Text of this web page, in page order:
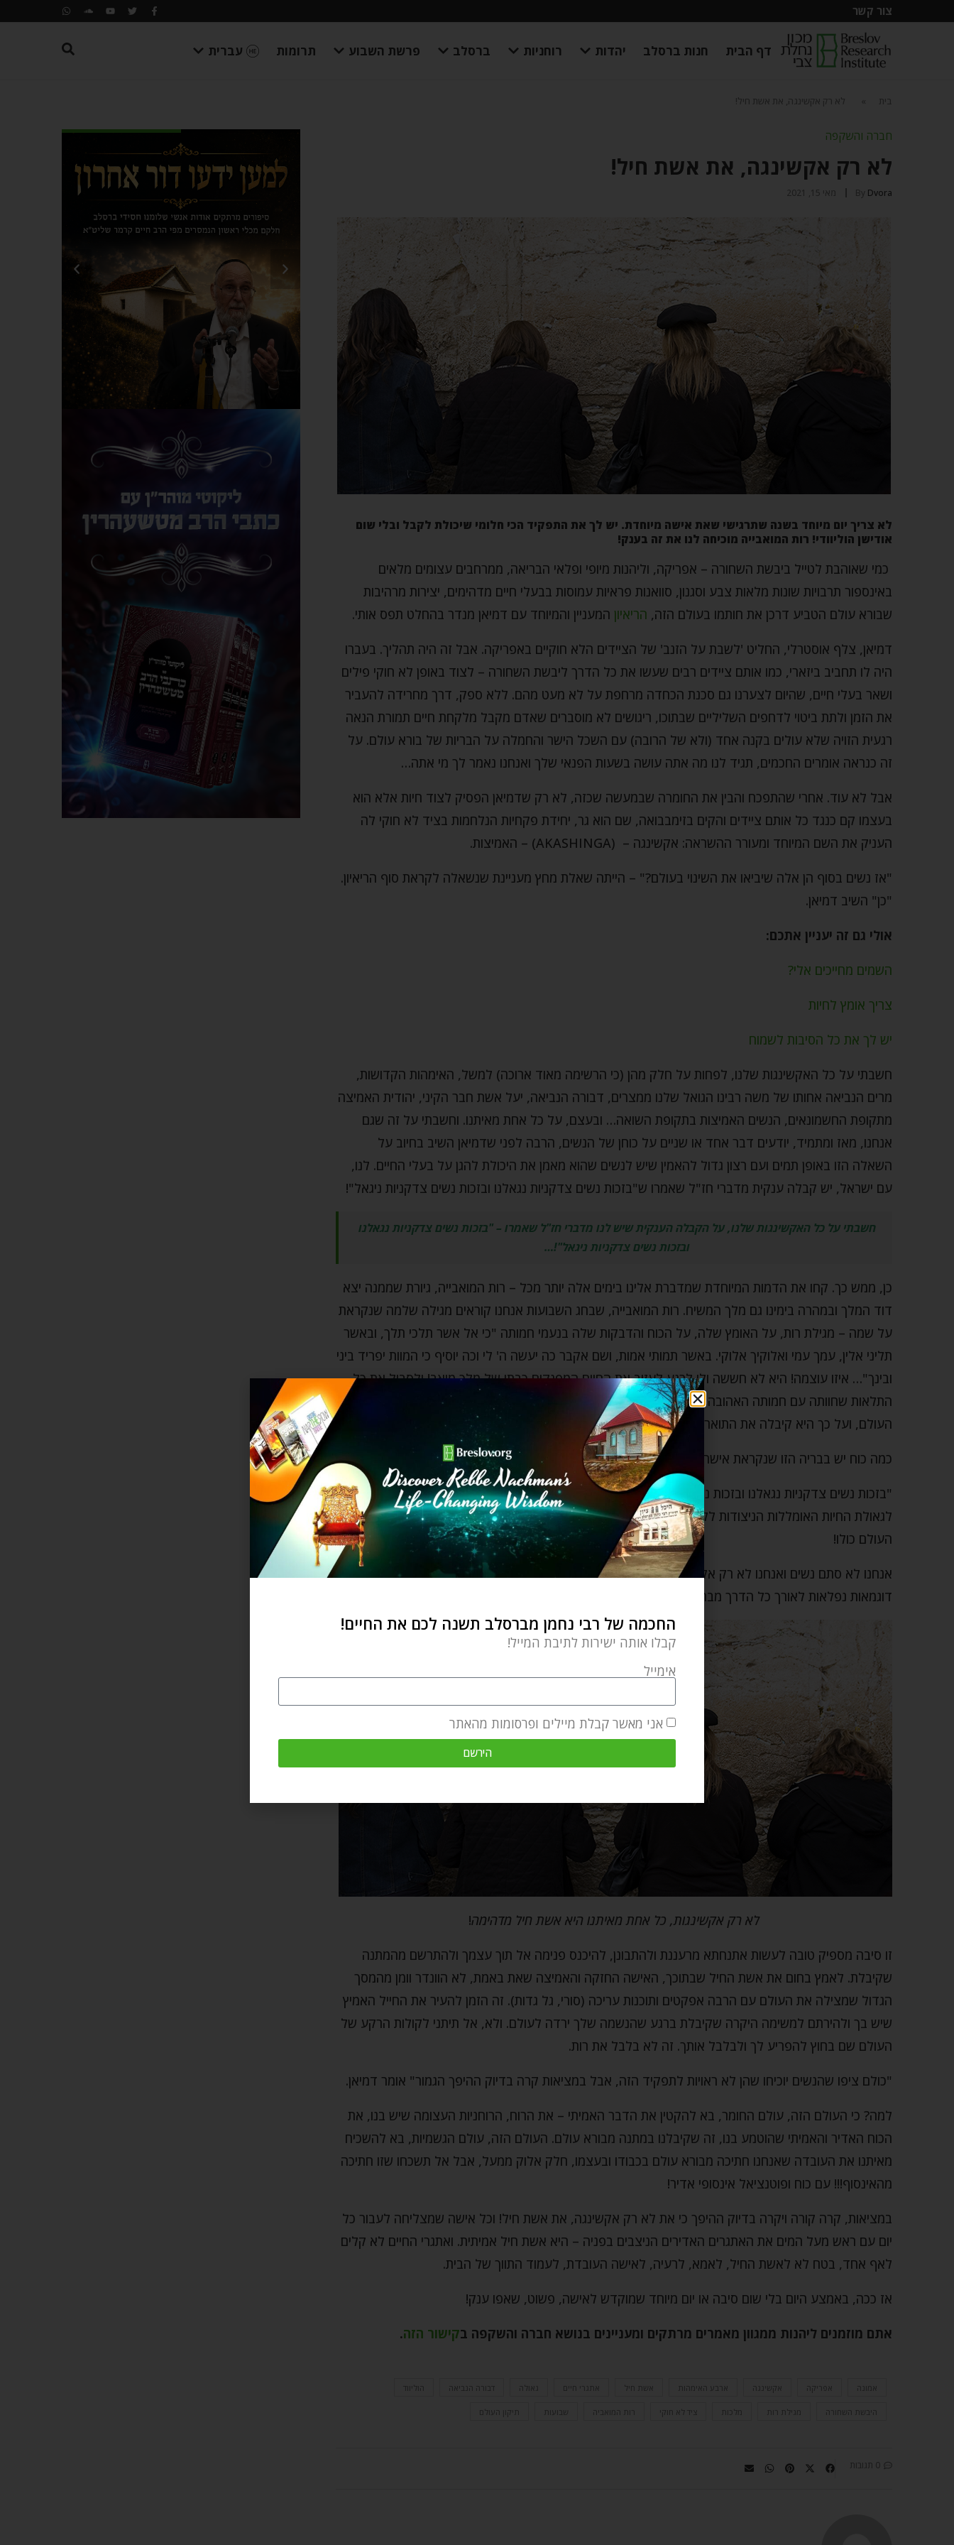
צור קשר
דף הבית חנות ברסלב יהדות רוחניות ברסלב פרשת השבוע תרומות עברית
בית לא רק אקשינגה, את אשת חיל!
חברה והשקפה
לא רק אקשינגה, את אשת חיל!
By Dvora מאי 15, 2021
לא צריך יום מיוחד בשנה שתרגישי שאת אישה מיוחדת. יש לך את התפקיד הכי חלומי שיכולת לקבל ובלי שום
אודישן הוליוודי! רות המואבייה מוכיחה לנו את זה בענק!
כמי שאוהבת לטייל ביבשת השחורה – אפריקה, וליהנות מיופי ופלאי הבריאה, ממרחבים עצומים מלאים
באינספור תרבויות שונות מלאות צבע וסגנון, סוואנות פראיות עמוסות בבעלי חיים מדהימים, יצירות מרהיבות
שבורא עולם הטביע דרכן את חותמו בעולם הזה, הריאיון המעניין והמיוחד עם דמיאן מנדר בהחלט תפס אותי.
דמיאן, צלף אוסטרלי, החליט 'לשבת על הזנב' של הציידים הלא חוקיים באפריקה. אבל זה היה תהליך. בעברו
היה לו תחביב ביזארי, כמו אותם ציידים רבים שעשו את כל הדרך ליבשת השחורה – לצוד באופן לא חוקי פילים
ושאר בעלי חיים, שהיום לצערנו גם סכנת הכחדה מרחפת על לא מעט מהם. ללא ספק, דרך מחרידה להעביר
את הזמן ולתת ביטוי לדחפים השליליים שבתוכו, ריגושים לא מוסברים שאדם מקבל מלקחת חיים תמורת הנאה
רגעית הזויה שלא עולים בקנה אחד (ולא של הרובה) עם השכל הישר והחמלה על הבריות של בורא עולם. על
זה כנראה אומרים החכמים, תגיד לנו מה אתה עושה בשעות הפנאי שלך ואנחנו נאמר לך מי אתה…
אבל לא עוד. אחרי שהתפכח והבין את החומרה שבמעשה שכזה, לא רק שדמיאן הפסיק לצוד חיות אלא הוא
בעצמו קם כנגד כל אותם ציידים והקים בזימבבואה, שם הוא גר, יחידת פקחיות הנלחמות בציד לא חוקי לה
העניק את השם המיוחד ומעורר ההשראה: אקשינגה – (AKASHINGA) – האמיצות.
"אז נשים בסוף הן אלה שיביאו את השינוי בעולם?" – הייתה שאלת מחץ מעניינת שנשאלה לקראת סוף הריאיון.
"כן" השיב דמיאן.
אולי גם זה יעניין אתכם:
השמים מחייכים אלי?
צריך אומץ לחיות
יש לך את כל הסיבות לשמוח
חשבתי על כל האקשינגות שלנו, לפחות על חלק מהן (כי הרשימה מאוד ארוכה) למשל, האימהות הקדושות,
מרים הנביאה אחותו של משה רבינו הגואל שלנו ממצרים, דבורה הנביאה, יעל אשת חבר הקיני, יהודית האמיצה
מתקופת החשמונאים, הנשים האמיצות בתקופת השואה… ובעצם, על כל אחת מאיתנו. וחשבתי על זה שגם
אנחנו, מאז ומתמיד, יודעים דבר אחד או שניים על כוחן של הנשים, הרבה לפני שדמיאן השיב בחיוב על
השאלה הזו באופן תמים ועם רצון גדול להאמין שיש לנשים שהוא מאמן את היכולת להגן על בעלי החיים. לנו,
עם ישראל, יש קבלה ענקית מדברי חז"ל שאמרו ש"בזכות נשים צדקניות נגאלנו ובזכות נשים צדקניות ניגאל"!
חשבתי על כל האקשינגות שלנו, על הקבלה הענקית שיש לנו מדברי חז"ל שאמרו – "בזכות נשים צדקניות נגאלנו
ובזכות נשים צדקניות ניגאל"!…
כן, ממש כך. קחו את הדמות המיוחדת שמדברת אלינו בימים אלה יותר מכל – רות המואבייה, גיורת שממנה יצא
דוד המלך ובמהרה בימינו גם מלך המשיח. רות המואבייה, שבחג השבועות אנחנו קוראים מגילה שלמה שנקראת
על שמה – מגילת רות, על האומץ שלה, על הכוח והדבקות שלה בנעמי חמותה "כי אל אשר תלכי תלך, ובאשר
תליני אלין, עמך עמי ואלוקיך אלוקי. באשר תמותי אמות, ושם אקבר כה יעשה ה' לי וכה יוסיף כי המוות יפריד ביני
ובינך"… איזו עוצמה! היא לא חששה ולו לרגע לעזוב את החיים המפנקים כבתו של מלך מואב! ולסבול את כל
התלאות שחוותה עם חמותה האהובה. אבל סיבלה והקרבתה של רות הביאו אותה אל פסגת הפסגות של תיקון
העולם, ועל כך היא קיבלה את התואר "אמה של מלכות"!
כמה כוח יש בבריה הזו שנקראת אישה!
"בזכות נשים צדקניות נגאלנו ובזכות נשים צדקניות ניגאל"! ואז, לא רק שהצייד הלא חוקי יפסק ויוביל גם
לגאולת החיות האומללות הניצודות ללא רחמים, ולא רק הגאולה שלנו עם ישראל תקרה, אלא הגאולה של כל
העולם כולו!
אנחנו לא סתם נשים ואנחנו לא רק אקשינגות, אמיצות. אנחנו, כל אחת מאיתנו – אשת חיל מדהימה! ויש לנו
דוגמאות נפלאות לאורך כל הדרך מבריאת העולם, לקבל מהן השראה ולשאוב מהן כוחות.
לא רק אקשינגות, כל אחת מאיתנו היא אשת חיל מדהימה!
זו סיבה מספיק טובה לעשות אתנחתא מרעננת ולהתבונן, להיכנס פנימה אל תוך עצמך ולהתרשם מהמתנה
שקיבלת. לאמץ בחום את אשת החיל שבתוכך, האישה החזקה והאמיצה שאת באמת, לא הוונדר וומן מהמסך
הגדול שמצילה את העולם עם הרבה אפקטים ותוכנות עריכה (סורי, גל גדות). זה הזמן להעיר את החייל האמיץ
שיש בך ולהירתם למשימה היקרה שקיבלת ברגע שהנשמה שלך ירדה לעולם. ולא, אל תיתני לקולות הרקע של
העולם שם בחוץ להפריע לך ולבלבל אותך. זה לא בלבל את רות.
"כולם ציפו שהנשים יוכיחו שהן לא ראויות לתפקיד הזה, אבל במציאות קרה בדיוק ההיפך הגמור" אומר דמיאן.
למה? כי העולם הזה, עולם החומר, בא להקטין את הדבר האמיתי – את הרוח, הרוחניות העצומה שיש בנו, את
הכוח האדיר והאמיתי שהוטמע בנו, זה שקיבלנו במתנה מבורא עולם. העולם הזה, עולם הגשמיות, בא להשכיח
מאיתנו את העובדה שאנחנו חתיכה מבורא עולם בכבודו ובעצמו, חלק אלוק ממעל, אבל אל תשכחו שזו חתיכה
מהאינסוף!!! עם כוח ופוטנציאל אינסופי אדיר!
במציאות, קרה קורה ויקרה בדיוק ההיפך כי את לא רק אקשינגה, את אשת חיל! וכל אישה שמצליחה לעבור כל
יום עם ראש מעל המים את האתגרים האדירים הניצבים בפניה – היא אשת חיל אמיתית. ואתגרי החיים לא קלים
לאף אחד, בטח לא לאשת החיל, לאמא, לרעיה, לאישה העובדת, לעמוד התווך של הבית.
אז ככה, באמצע היום בלי שום סיבה או יום מיוחד שמוקדש לאישה, פשוט, שאפו ענק!
אתם מוזמנים ליהנות ממגוון מאמרים מרתקים ומעניינים בנושא חברה והשקפה בקישור הזה.
אמונה אפריקה אקשינגה ארבע האימהות אשת חיל אתגרי חיים גאולה הוליווד
היבשת השחורה מגילת רות מלכות ציד לא חוקי רות המואביה שבועות תיקון העולם
0 תגובות
החכמה של רבי נחמן מברסלב תשנה לכם את החיים!
קבלו אותה ישירות לתיבת המייל!
אימייל
אני מאשר קבלת מיילים ופרסומות מהאתר
הירשם